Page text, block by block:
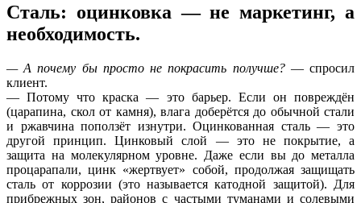
Сталь: оцинковка — не маркетинг, а
необходимость.
— А почему бы просто не покрасить получше?— спросил
клиент.
— Потому что краска — это барьер. Если он повреждён
(царапина, скол от камня), влага доберётся до обычной стали
и ржавчина поползёт изнутри. Оцинкованная сталь — это
другой принцип. Цинковый слой — это не покрытие, а
защита на молекулярном уровне. Даже если вы до металла
процарапали, цинк «жертвует» собой, продолжая защищать
сталь от коррозии (это называется катодной защитой). Для
прибрежных зон, районов с частыми туманами и солевыми